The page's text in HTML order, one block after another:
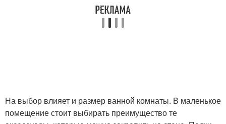
На выбор влияет и размер ванной комнаты. В маленькое
помещение стоит выбирать преимущество те